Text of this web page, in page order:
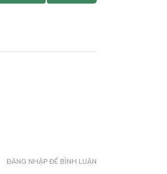
ĐĂNG NHẬP ĐỂ BÌNH LUẬN